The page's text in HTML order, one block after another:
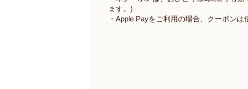
ます。)
・Apple Payをご利用の場合、クーポンは